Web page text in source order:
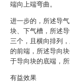
端向上端弯曲。
进一步的，所述导
块、下气槽，所述
三个，且横向排列
的前端，所述导向
于导向块的底端，
有益效果